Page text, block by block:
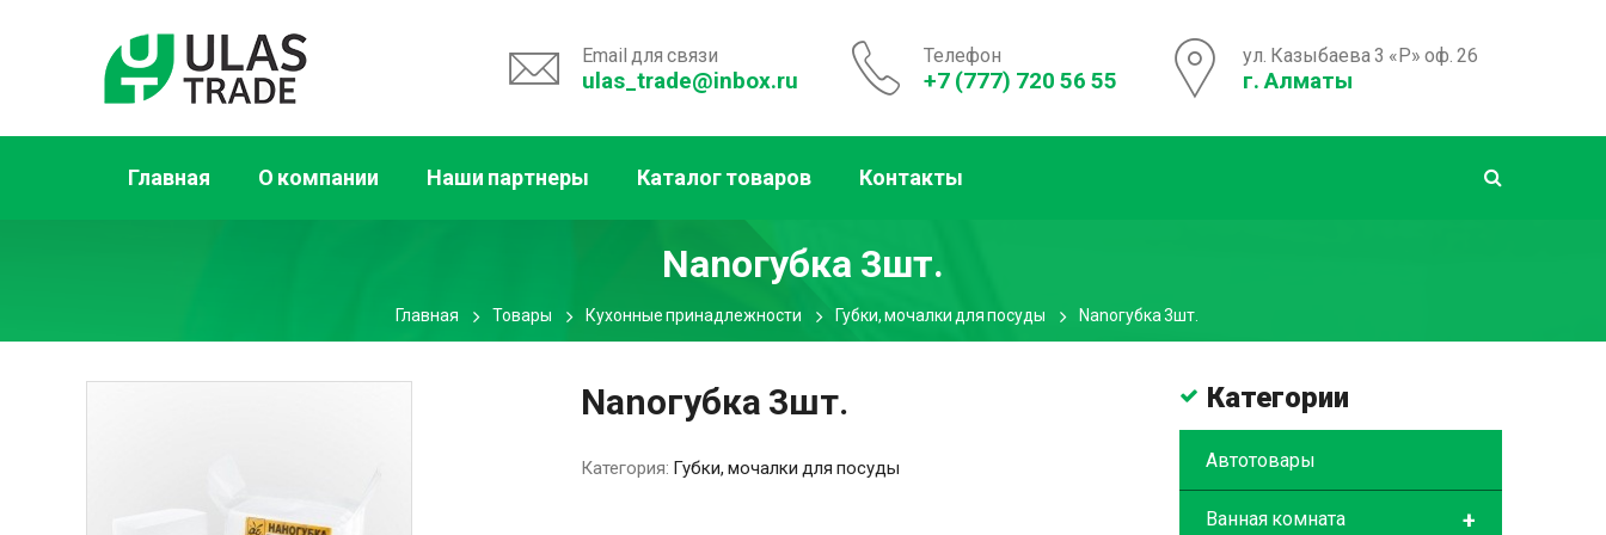
Email для связи
ulas_trade@inbox.ru
Телефон
+7 (777) 720 56 55
ул. Казыбаева 3 «Р» оф. 26
г. Алматы
Главная О компании Наши партнеры Каталог товаров Контакты
Nanoгубка 3шт.
Главная Товары Кухонные принадлежности Губки, мочалки для посуды Nanoгубка 3шт.
Nanoгубка 3шт.
Категория: Губки, мочалки для посуды
Категории
Автотовары
+
Ванная комната